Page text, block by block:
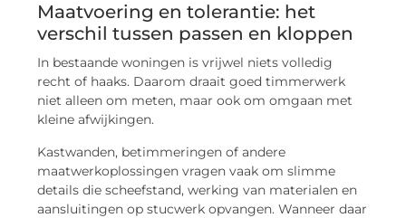
Maatvoering en tolerantie: het
verschil tussen passen en kloppen
In bestaande woningen is vrijwel niets volledig
recht of haaks. Daarom draait goed timmerwerk
niet alleen om meten, maar ook om omgaan met
kleine afwijkingen.
Kastwanden, betimmeringen of andere
maatwerkoplossingen vragen vaak om slimme
details die scheefstand, werking van materialen en
aansluitingen op stucwerk opvangen. Wanneer daar